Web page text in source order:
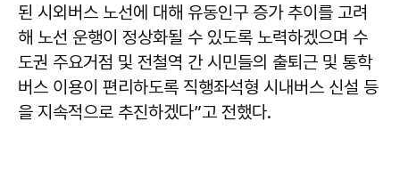
된 시외버스 노선에 대해 유동인구 증가 추이를 고려
해 노선 운행이 정상화될 수 있도록 노력하겠으며 수
도권 주요거점 및 전철역 간 시민들의 출퇴근 및 통학
버스 이용이 편리하도록 직행좌석형 시내버스 신설 등
을 지속적으로 추진하겠다”고 전했다.